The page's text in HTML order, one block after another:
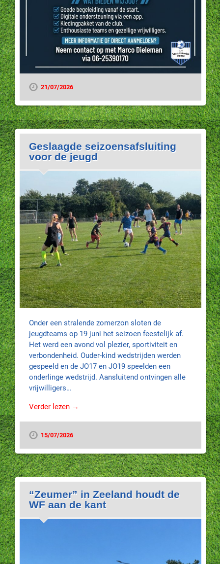
21/07/2026
Geslaagde seizoensafsluiting
voor de jeugd
Onder een stralende zomerzon sloten de
jeugdteams op 19 juni het seizoen feestelijk af.
Het werd een avond vol plezier, sportiviteit en
verbondenheid. Ouder-kind wedstrijden werden
gespeeld en de JO17 en JO19 speelden een
onderlinge wedstrijd. Aansluitend ontvingen alle
vrijwilligers…
Verder lezen →
15/07/2026
“Zeumer” in Zeeland houdt de
WF aan de kant